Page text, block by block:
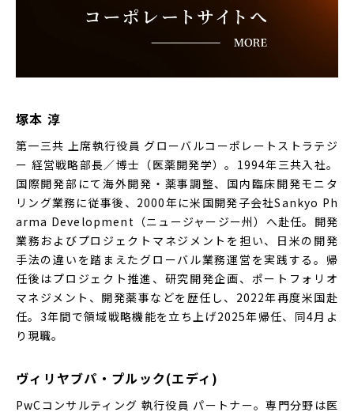
塚本 淳
第一三共 上席執行役員 グローバルコーポレートストラテジ
ー 経営戦略部長／博士（医薬開発学）。1994年三共入社。
国際開発部にて海外開発・薬事調整、国内臨床開発モニタ
リング業務に従事後、2000年に米国開発子会社Sankyo Ph
arma Development（ニュージャージー州）へ赴任。開発
業務およびプロジェクトマネジメントを担い、日米の開発
手法の違いを踏まえたグローバル業務運営を実践する。帰
任後はプロジェクト推進、研究開発企画、ポートフォリオ
マネジメント、開発薬事などを歴任し、2022年再度米国赴
任。3年間で領域戦略機能を立ち上げ2025年帰任、同4月よ
り現職。
ヴィリヤブパ・プルック(エディ)
PwCコンサルティング 執行役員 パートナー。専門分野は医